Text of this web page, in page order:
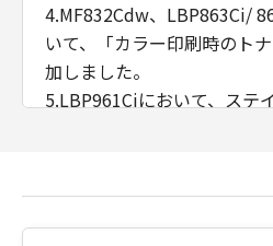
4.MF832Cdw、LBP863Ci/
いて、「カラー印刷時のト
加しました。
5.LBP961Ciにおいて、ステ